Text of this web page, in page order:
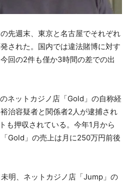
先週末、東京と名古屋でそれぞれ
された。国内では違法賭博に対す
回の2件も僅か3時間の差での出
ネットカジノ店「Gold」の自称経
治容疑者と関係者2人が逮捕され
も押収されている。今年1月から
Gold」の売上は月に250万円前後
明、ネットカジノ店「Jump」の